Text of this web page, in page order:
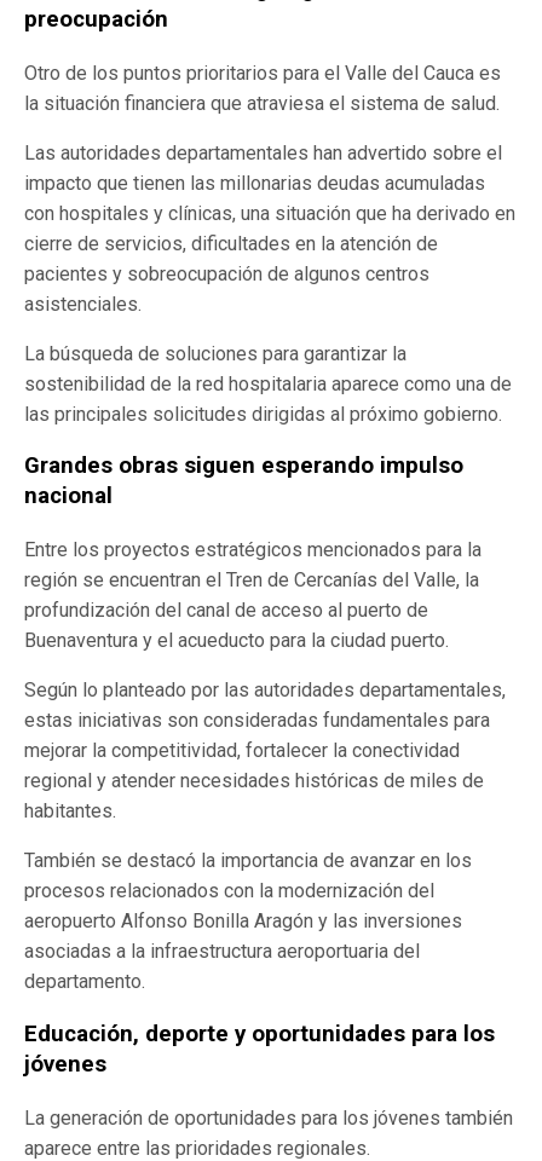
preocupación
Otro de los puntos prioritarios para el Valle del Cauca es
la situación financiera que atraviesa el sistema de salud.
Las autoridades departamentales han advertido sobre el
impacto que tienen las millonarias deudas acumuladas
con hospitales y clínicas, una situación que ha derivado en
cierre de servicios, dificultades en la atención de
pacientes y sobreocupación de algunos centros
asistenciales.
La búsqueda de soluciones para garantizar la
sostenibilidad de la red hospitalaria aparece como una de
las principales solicitudes dirigidas al próximo gobierno.
Grandes obras siguen esperando impulso
nacional
Entre los proyectos estratégicos mencionados para la
región se encuentran el Tren de Cercanías del Valle, la
profundización del canal de acceso al puerto de
Buenaventura y el acueducto para la ciudad puerto.
Según lo planteado por las autoridades departamentales,
estas iniciativas son consideradas fundamentales para
mejorar la competitividad, fortalecer la conectividad
regional y atender necesidades históricas de miles de
habitantes.
También se destacó la importancia de avanzar en los
procesos relacionados con la modernización del
aeropuerto Alfonso Bonilla Aragón y las inversiones
asociadas a la infraestructura aeroportuaria del
departamento.
Educación, deporte y oportunidades para los
jóvenes
La generación de oportunidades para los jóvenes también
aparece entre las prioridades regionales.